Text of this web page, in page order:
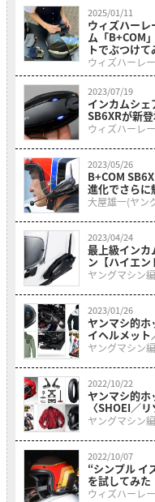
2025/01/11
ウィズハー
ム「B+COM
トでぶつけ
ウィズハーレ
2023/07/19
インカムシ
SB6XRが新
ウィズハーレ
2023/05/26
B+COM
進化でさらに
大屋雄一(ヤン
2023/04/24
最上級インカ
ン【ハイエン
ヤングマシン
2023/01/26
ヤンマシ的
イヘルメット
ヤングマシン
2022/10/22
ヤンマシ的
〈SHOEI／
ヤングマシン
2022/10/07
“シンプル イ
を試してみた
ウィズハーレ